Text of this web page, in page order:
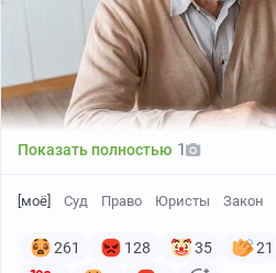
Что случилось?
Показать полностью 1
[моё] Суд Право Юристы Закон
261 128 35 21